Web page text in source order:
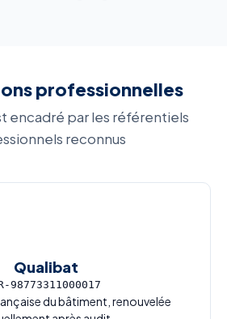
professionnelles
encadré par les référentiels
reconnus
Qualibat
98773311000017
du bâtiment, renouvelée